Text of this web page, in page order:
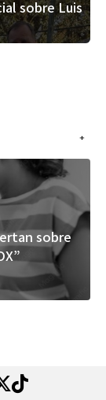
sobre Luis
+
sobre